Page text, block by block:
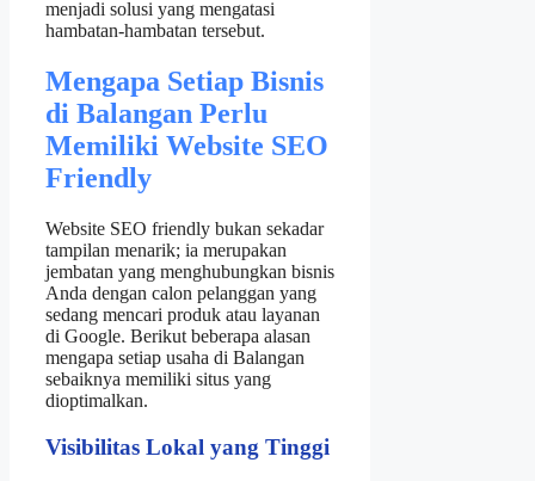
menjadi solusi yang mengatasi
hambatan‑hambatan tersebut.
Mengapa Setiap Bisnis
di Balangan Perlu
Memiliki Website SEO
Friendly
Website SEO friendly bukan sekadar
tampilan menarik; ia merupakan
jembatan yang menghubungkan bisnis
Anda dengan calon pelanggan yang
sedang mencari produk atau layanan
di Google. Berikut beberapa alasan
mengapa setiap usaha di Balangan
sebaiknya memiliki situs yang
dioptimalkan.
Visibilitas Lokal yang Tinggi